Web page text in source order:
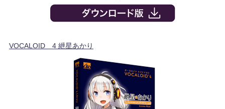
VOCALOID™4 紲星あかり